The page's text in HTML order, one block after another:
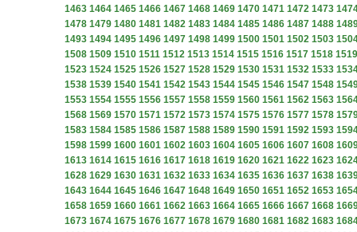
1463 1464 1465 1466 1467 1468 1469 1470 1471 1472 1473
1478 1479 1480 1481 1482 1483 1484 1485 1486 1487 1488
1493 1494 1495 1496 1497 1498 1499 1500 1501 1502 1503
1508 1509 1510 1511 1512 1513 1514 1515 1516 1517 1518 1519
1523 1524 1525 1526 1527 1528 1529 1530 1531 1532 1533
1538 1539 1540 1541 1542 1543 1544 1545 1546 1547 1548
1553 1554 1555 1556 1557 1558 1559 1560 1561 1562 1563
1568 1569 1570 1571 1572 1573 1574 1575 1576 1577 1578
1583 1584 1585 1586 1587 1588 1589 1590 1591 1592 1593
1598 1599 1600 1601 1602 1603 1604 1605 1606 1607 1608
1613 1614 1615 1616 1617 1618 1619 1620 1621 1622 1623
1628 1629 1630 1631 1632 1633 1634 1635 1636 1637 1638
1643 1644 1645 1646 1647 1648 1649 1650 1651 1652 1653
1658 1659 1660 1661 1662 1663 1664 1665 1666 1667 1668
1673 1674 1675 1676 1677 1678 1679 1680 1681 1682 1683